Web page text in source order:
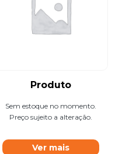
Produto
Sem estoque no momento.
Preço sujeito a alteração.
Ver mais